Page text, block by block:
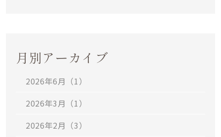
月別アーカイブ
2026年6月（1）
2026年3月（1）
2026年2月（3）